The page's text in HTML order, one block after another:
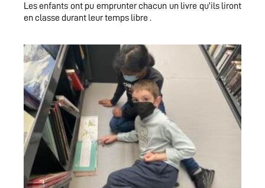
Les enfants ont pu emprunter chacun un livre qu’ils liront
en classe durant leur temps libre .